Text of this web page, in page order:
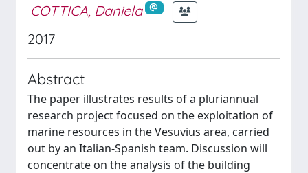
COTTICA, Daniela
2017
Abstract
The paper illustrates results of a pluriannual
research project focused on the exploitation of
marine resources in the Vesuvius area, carried
out by an Italian-Spanish team. Discussion will
concentrate on the analysis of the building